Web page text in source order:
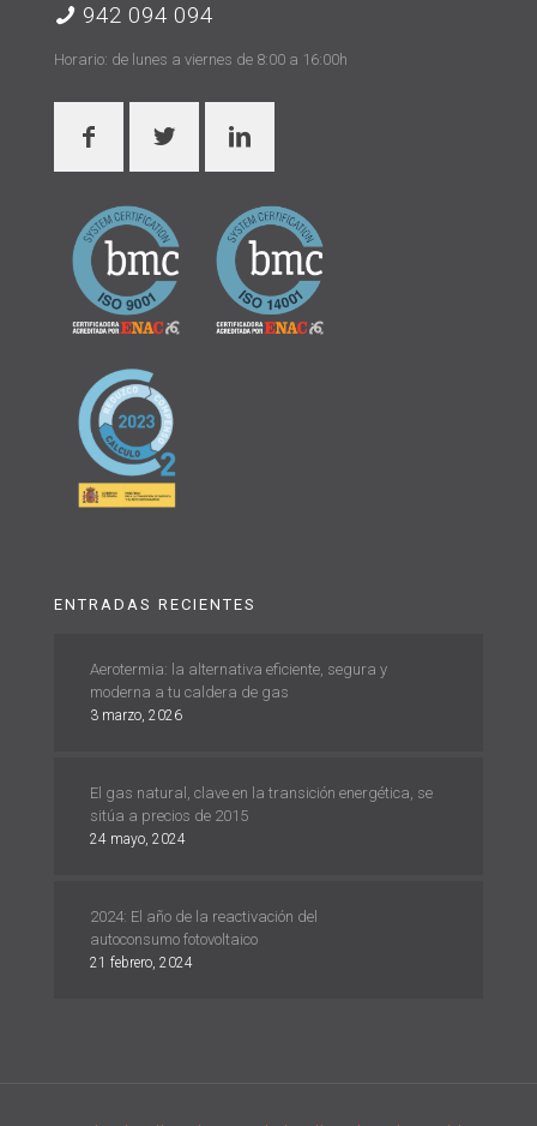
942 094 094
Horario: de lunes a viernes de 8:00 a 16:00h
ENTRADAS RECIENTES
Aerotermia: la alternativa eficiente, segura y
moderna a tu caldera de gas
3 marzo, 2026
El gas natural, clave en la transición energética, se
sitúa a precios de 2015
24 mayo, 2024
2024: El año de la reactivación del
autoconsumo fotovoltaico
21 febrero, 2024